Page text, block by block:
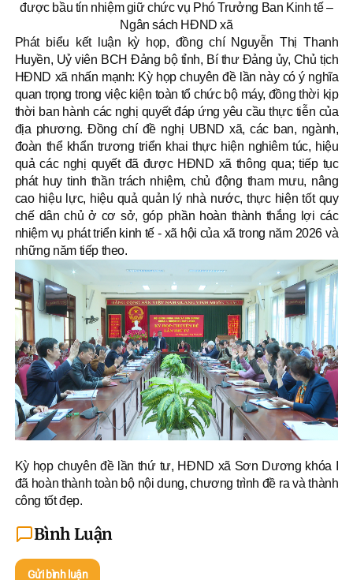
được bầu tín nhiệm giữ chức vụ Phó Trưởng Ban Kinh tế –
Ngân sách HĐND xã
Phát biểu kết luận kỳ họp, đồng chí Nguyễn Thị Thanh
Huyền, Uỷ viên BCH Đảng bộ tỉnh, Bí thư Đảng ủy, Chủ tịch
HĐND xã nhấn mạnh: Kỳ họp chuyên đề lần này có ý nghĩa
quan trọng trong việc kiện toàn tổ chức bộ máy, đồng thời kịp
thời ban hành các nghị quyết đáp ứng yêu cầu thực tiễn của
địa phương. Đồng chí đề nghị UBND xã, các ban, ngành,
đoàn thể khẩn trương triển khai thực hiện nghiêm túc, hiệu
quả các nghị quyết đã được HĐND xã thông qua; tiếp tục
phát huy tinh thần trách nhiệm, chủ động tham mưu, nâng
cao hiệu lực, hiệu quả quản lý nhà nước, thực hiện tốt quy
chế dân chủ ở cơ sở, góp phần hoàn thành thắng lợi các
nhiệm vụ phát triển kinh tế - xã hội của xã trong năm 2026 và
những năm tiếp theo.
Kỳ họp chuyên đề lần thứ tư, HĐND xã Sơn Dương khóa I
đã hoàn thành toàn bộ nội dung, chương trình đề ra và thành
công tốt đẹp.
Bình Luận
Gửi bình luận